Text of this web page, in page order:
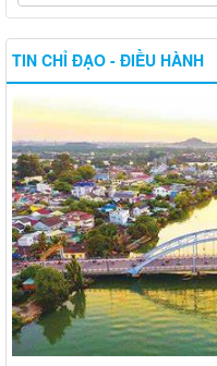
TIN CHỈ ĐẠO - ĐIỀU HÀNH